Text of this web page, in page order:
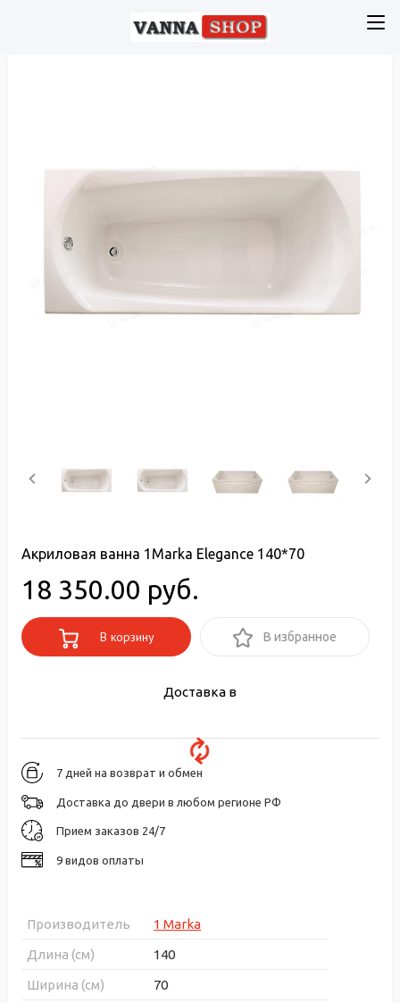
Акриловая ванна 1Marka Elegance 140*70
18 350.00 руб.
В корзину В избранное
Доставка в
7 дней на возврат и обмен
Доставка до двери в любом регионе РФ
Прием заказов 24/7
9 видов оплаты
Производитель
1 Marka
Длина (см)
140
Ширина (см)
70